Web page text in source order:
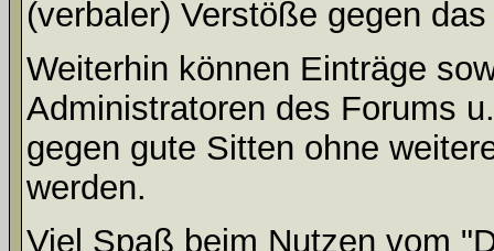
(verbaler) Verstöße gegen
Weiterhin können Einträge
Administratoren des Forums
gegen gute Sitten ohne
werden.
Viel Spaß beim Nutzen vom